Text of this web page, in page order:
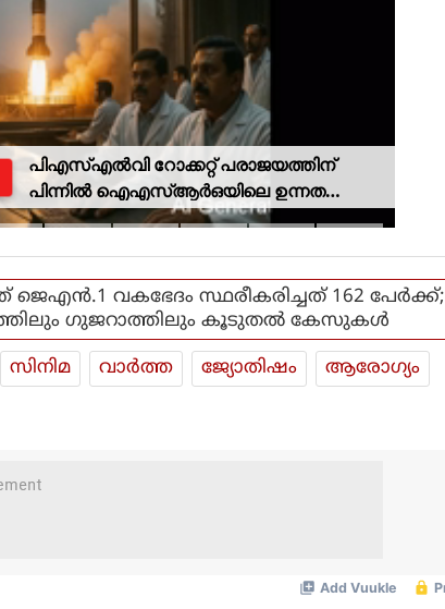
പിഎസ്എല്‍വി റോക്കറ്റ് പരാജയത്തിന്
പിന്നില്‍ ഐഎസ്ആര്‍ഒയിലെ ഉന്നത
ശാസ്ത്രജ്ഞനെന്ന് സംശയം
ജെഎന്‍.1 വകഭേദം സ്ഥരീകരിച്ചത് 162 പേര്‍ക്ക്;
ഗുജറാത്തിലും കൂടുതല്‍ കേസുകള്‍
സിനിമ വാര്‍ത്ത ജ്യോതിഷം
ആരോഗ്യം